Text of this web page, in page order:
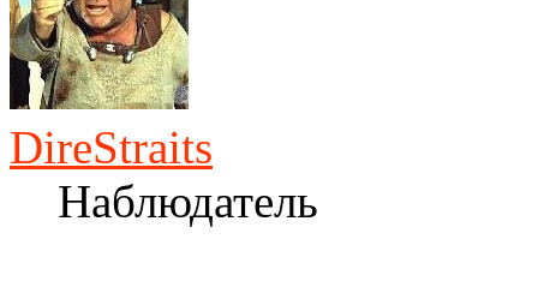
DireStraits
Наблюдатель